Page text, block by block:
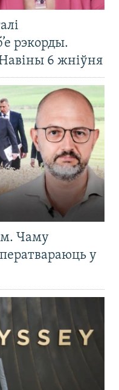
рэкорды.
6 жніўня
Чаму
у